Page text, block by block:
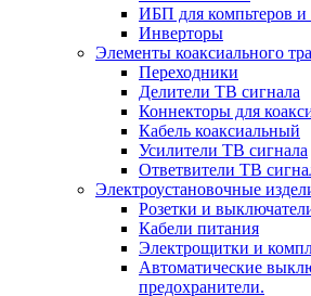
ИБП для компьтеров и
Инверторы
Элементы коаксиального
Переходники
Делители ТВ сигнала
Коннекторы для
Кабель коаксиальный
Усилители ТВ сигнала
Ответвители ТВ
Электроустановочные
Розетки и
Кабели питания
Электрощитки и
Автоматические
предохранители.